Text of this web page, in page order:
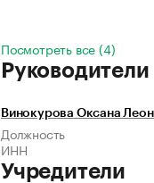
Посмотреть все (4)
Руководители
Винокурова Оксана
Должность
ИНН
Учредители